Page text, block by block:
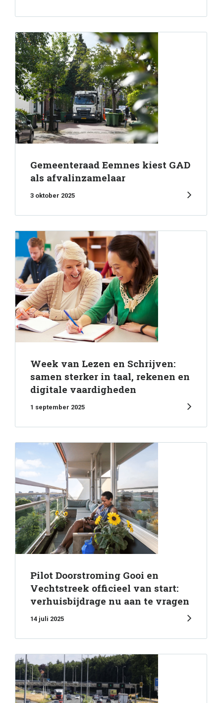
Gemeenteraad Eemnes kiest GAD
als afvalinzamelaar
3 oktober 2025
Week van Lezen en Schrijven:
samen sterker in taal, rekenen en
digitale vaardigheden
1 september 2025
Pilot Doorstroming Gooi en
Vechtstreek officieel van start:
verhuisbijdrage nu aan te vragen
14 juli 2025